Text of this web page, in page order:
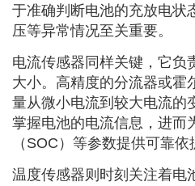
于准确判断电池的充放电状
压等异常情况至关重要。
电流传感器同样关键，它负
大小。高精度的分流器或霍
量从微小电流到较大电流的
掌握电池的电流信息，进而
（SOC）等参数提供可靠依
温度传感器则时刻关注着电